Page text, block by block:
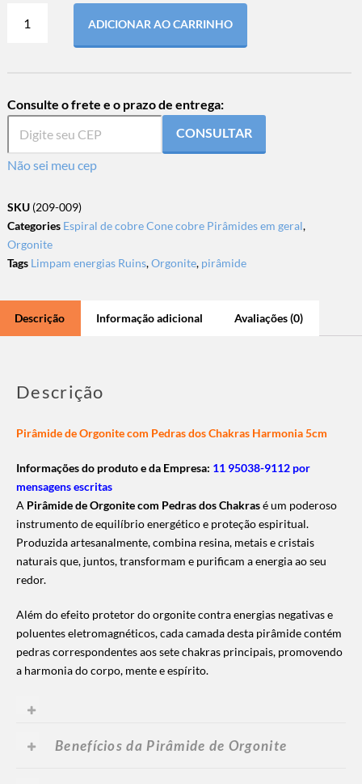
ADICIONAR AO CARRINHO
Consulte o frete e o prazo de entrega:
CONSULTAR
Não sei meu cep
SKU (209-009)
Categories Espiral de cobre Cone cobre Pirâmides em geral,
Orgonite
Tags Limpam energias Ruins,Orgonite, pirâmide
Descrição Informação adicional Avaliações (0)
Descrição
Pirâmide de Orgonite com Pedras dos Chakras Harmonia 5cm
Informações do produto e da Empresa: 11 95038-9112 por
mensagens escritas
A Pirâmide de Orgonite com Pedras dos Chakrasé um poderoso
instrumento de equilíbrio energético e proteção espiritual.
Produzida artesanalmente, combina resina, metais e cristais
naturais que, juntos, transformam e purificam a energia ao seu
redor.
Além do efeito protetor do orgonite contra energias negativas e
poluentes eletromagnéticos, cada camada desta pirâmide contém
pedras correspondentes aos sete chakras principais, promovendo
a harmonia do corpo, mente e espírito.
Benefícios da Pirâmide de Orgonite